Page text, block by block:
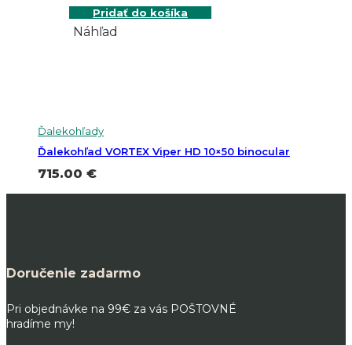
Pridať do košíka
Náhľad
Ďalekohľady
Ďalekohľad VORTEX Viper HD 10×50 binocular
715.00 €
Doručenie zadarmo
Pri objednávke na 99€ za vás POŠTOVNÉ
hradíme my!